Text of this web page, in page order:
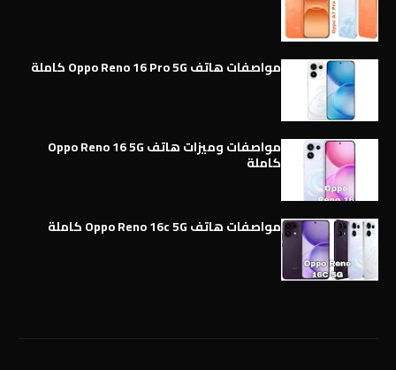
مواصفات هاتف Oppo Reno 16 Pro 5G كاملة
مواصفات وميزات هاتف Oppo Reno 16 5G
كاملة
مواصفات هاتف Oppo Reno 16c 5G كاملة